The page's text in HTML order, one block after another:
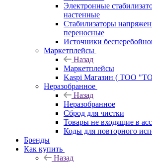
Электронные
настенные
Стабилизаторы
переносные
Источники
Маркетплейсы
Назад
Маркетплейсы
Kaspi Магазин ( ТОО
Неразобранное
Назад
Неразобранное
Сброд для чистки
Товары не входящие в
Коды для повторного
Бренды
Как купить
Назад